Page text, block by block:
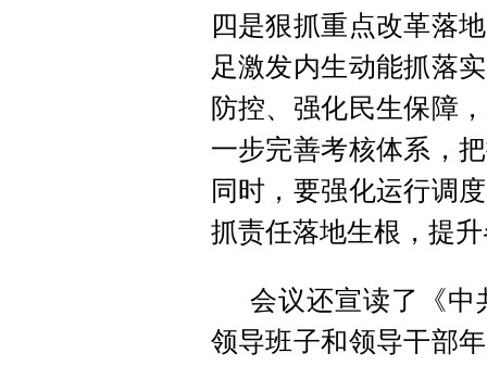
四是狠抓重点改革落
足激发内生动能抓落
防控、强化民生保障
一步完善考核体系，
同时，要强化运行调
抓责任落地生根，提
会议还宣读了《中
领导班子和领导干部